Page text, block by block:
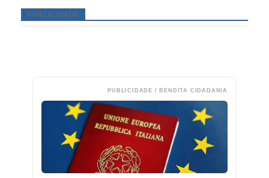
PUBLICIDADE
PUBLICIDADE / BENDITA CIDADANIA